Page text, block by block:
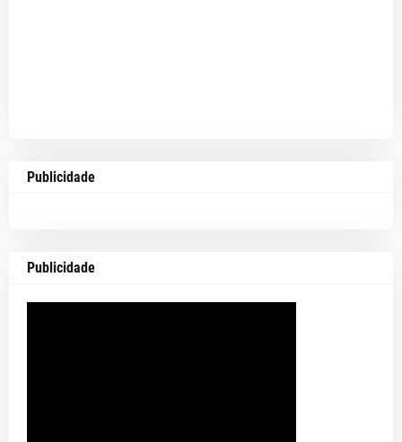
Publicidade
Publicidade